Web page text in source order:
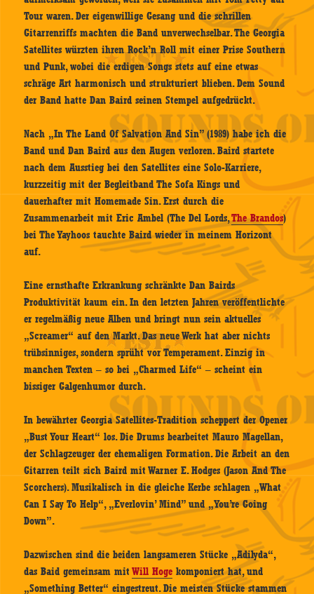
Tour waren. Der eigenwillige Gesang und die schrillen
Gitarrenriffs machten die Band unverwechselbar. The Georgia
Satellites würzten ihren Rock’n Roll mit einer Prise Southern
und Punk, wobei die erdigen Songs stets auf eine etwas
schräge Art harmonisch und strukturiert blieben. Dem Sound
der Band hatte Dan Baird seinen Stempel aufgedrückt.
Nach „In The Land Of Salvation And Sin” (1989) habe ich die
Band und Dan Baird aus den Augen verloren. Baird startete
nach dem Ausstieg bei den Satellites eine Solo-Karriere,
kurzzeitig mit der Begleitband The Sofa Kings und
dauerhafter mit Homemade Sin. Erst durch die
Zusammenarbeit mit Eric Ambel (The Del Lords,The Brandos)
bei The Yayhoos tauchte Baird wieder in meinem Horizont
auf.
Eine ernsthafte Erkrankung schränkte Dan Bairds
Produktivität kaum ein. In den letzten Jahren veröffentlichte
er regelmäßig neue Alben und bringt nun sein aktuelles
„Screamer“ auf den Markt. Das neue Werk hat aber nichts
trübsinniges, sondern sprüht vor Temperament. Einzig in
manchen Texten – so bei „Charmed Life“ – scheint ein
bissiger Galgenhumor durch.
In bewährter Georgia Satellites-Tradition scheppert der Opener
„Bust Your Heart“ los. Die Drums bearbeitet Mauro Magellan,
der Schlagzeuger der ehemaligen Formation. Die Arbeit an den
Gitarren teilt sich Baird mit Warner E. Hodges (Jason And The
Scorchers). Musikalisch in die gleiche Kerbe schlagen „What
Can I Say To Help“, „Everlovin’ Mind” und „You’re Going
Down”.
Dazwischen sind die beiden langsameren Stücke „Adilyda“,
das Baid gemeinsam mitWill Hoge komponiert hat, und
„Something Better“ eingestreut. Die meisten Stücke stammen